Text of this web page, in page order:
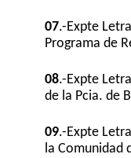
07.-Expte
Programa de
08.-Expte
de la Pcia. de
09.-Expte
la Comunidad